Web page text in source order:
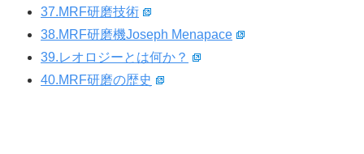
37.MRF研磨技術
38.MRF研磨機Joseph Menapace
39.レオロジーとは何か？
40.MRF研磨の歴史